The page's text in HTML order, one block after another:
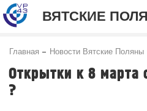
ВЯТСКИЕ
Главная Новости Вятские Поляны
Открытки к 8 марта
?